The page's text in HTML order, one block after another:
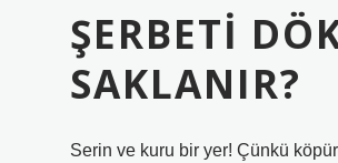
ŞERBETI
SAKLANIR?
Serin ve kuru bir yer! Çünkü